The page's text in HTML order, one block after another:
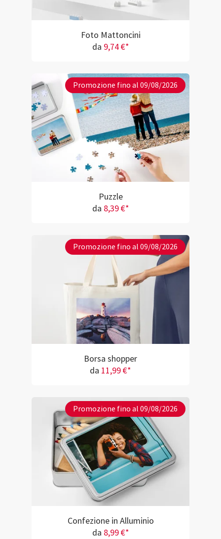
Foto Mattoncini
da 9,74 €*
Promozione fino al 09/08/2026
Puzzle
da 8,39 €*
Promozione fino al 09/08/2026
Borsa shopper
da 11,99 €*
Promozione fino al 09/08/2026
Confezione in Alluminio
da 8,99 €*